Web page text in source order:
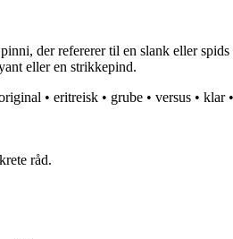
der refererer til en slank eller
eller en strikkepind.
• eritreisk • grube • versus • klar•
råd.